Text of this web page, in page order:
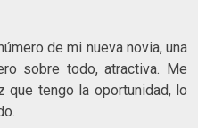
de mi nueva novia, una
sobre todo, atractiva. Me
que tengo la oportunidad, lo